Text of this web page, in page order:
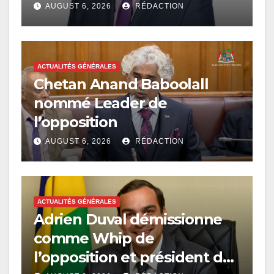
au poste de Leader de
l’opposition
AUGUST 6, 2026 RÉDACTION
ACTUALITÉS GÉNÉRALES
Chetan Anand Baboolall
nommé Leader de
l’opposition
AUGUST 6, 2026 RÉDACTION
ACTUALITÉS GÉNÉRALES
Adrien Duval démissionne
comme Whip de
l’opposition et président du